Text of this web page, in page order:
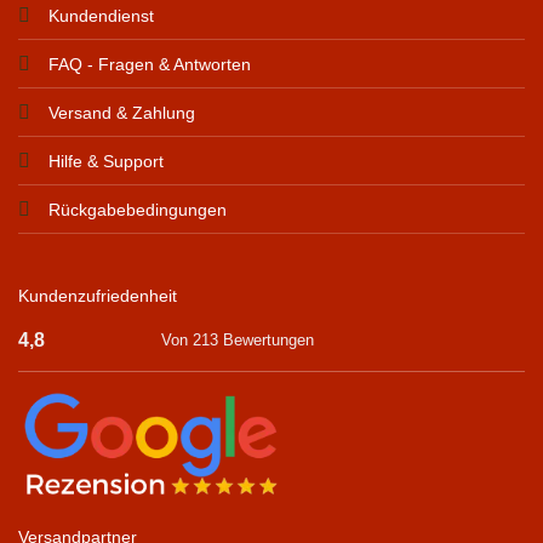
Kundendienst
FAQ - Fragen & Antworten
Versand & Zahlung
Hilfe & Support
Rückgabebedingungen
Kundenzufriedenheit
4,8 Von 213 Bewertungen
Versandpartner